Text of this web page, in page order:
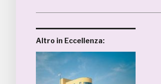
Altro in Eccellenza: